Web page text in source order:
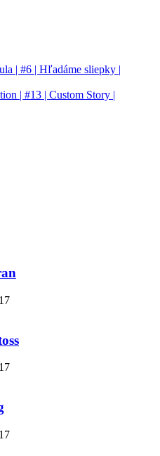
| #6 | Hľadáme sliepky |
| #13 | Custom Story |